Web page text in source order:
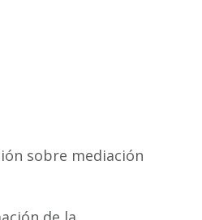
sobre mediación